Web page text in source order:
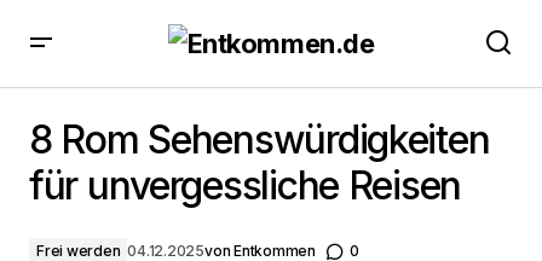
8 Rom Sehenswürdigkeiten
für unvergessliche Reisen
Frei werden 04.12.2025von Entkommen 0